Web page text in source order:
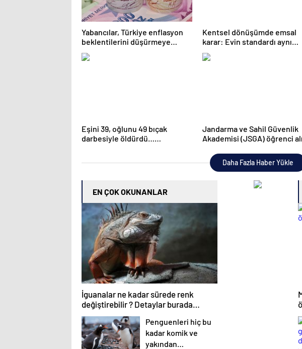
Yabancılar, Türkiye enflasyon
beklentilerini düşürmeye
başladı
Kentsel dönüşümde emsal
karar: Evin standardı aynı
olmalı
Eşini 39, oğlunu 49 bıçak
darbesiyle öldürdü…
Jandarma ve Sahil Güvenlik
Akademisi (JSGA) öğrenci
Daha Fazla Haber Yükle
EN ÇOK OKUNANLAR
İguanalar ne kadar sürede renk
değiştirebilir ? Detaylar burada…
Penguenleri hiç bu
kadar komik ve
yakından